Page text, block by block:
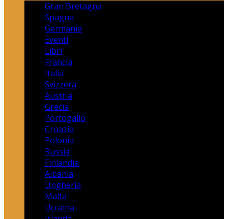
Gran Bretagna
Spagna
Germania
Eventi
Libri
Francia
Italia
Svizzera
Austria
Grecia
Portogallo
Croazia
Polonia
Russia
Finlandia
Albania
Ungheria
Malta
Ucraina